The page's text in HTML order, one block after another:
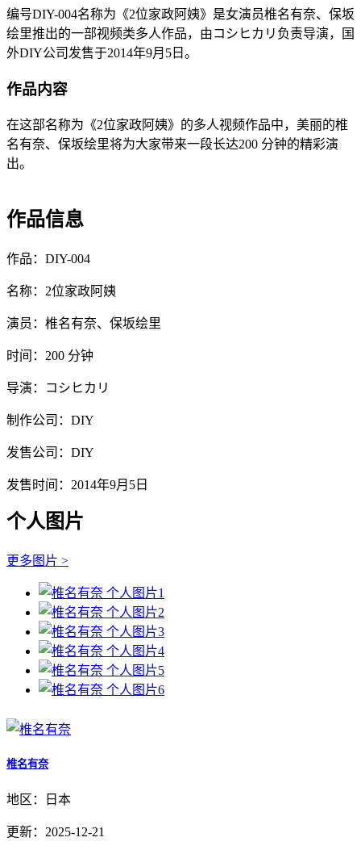
编号DIY-004名称为《2位家政阿姨》是女演员椎名有奈、保坂
绘里推出的一部视频类多人作品，由コシヒカリ负责导演，国
外DIY公司发售于2014年9月5日。
作品内容
在这部名称为《2位家政阿姨》的多人视频作品中，美丽的椎
名有奈、保坂绘里将为大家带来一段长达200 分钟的精彩演
出。
作品信息
作品：DIY-004
名称：2位家政阿姨
演员：椎名有奈、保坂绘里
时间：200 分钟
导演：コシヒカリ
制作公司：DIY
发售公司：DIY
发售时间：2014年9月5日
个人图片
更多图片 >
椎名有奈
地区：日本
更新：2025-12-21